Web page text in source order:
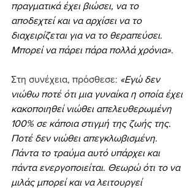
πραγματικά έχει βιώσει, να το
αποδεχτεί και να αρχίσει να το
διαχειρίζεται για να το θεραπεύσει.
Μπορεί να πάρει πάρα πολλά χρόνια».
Στη συνέχεια, πρόσθεσε: «Εγώ δεν
νιώθω ποτέ ότι μια γυναίκα η οποία έχει
κακοποιηθεί νιώθει απελευθερωμένη
100% σε κάποια στιγμή της ζωής της.
Ποτέ δεν νιώθει απεγκλωβισμένη.
Πάντα το τραύμα αυτό υπάρχει και
πάντα ενεργοποιείται. Θεωρώ ότι το να
μιλάς μπορεί και να λειτουργεί